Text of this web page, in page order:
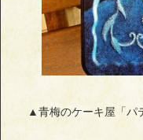
▲青梅のケーキ屋「パ